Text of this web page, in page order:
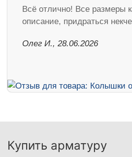
Всё отлично! Все размеры
описание, придраться
Олег И., 28.06.2026
Купить арматуру